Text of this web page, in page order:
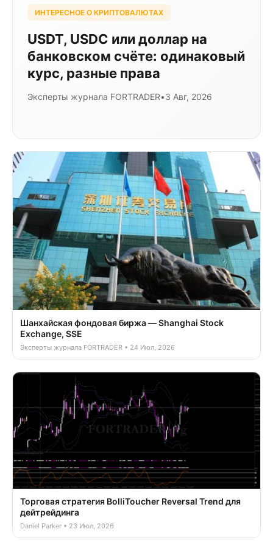
ИНТЕРЕСНОЕ О КРИПТОВАЛЮТАХ
USDT, USDC или доллар на
банковском счёте: одинаковый
курс, разные права
Эксперты журнала FORTRADER•3 Авг, 2026
Шанхайская фондовая биржа — Shanghai Stock
Exchange, SSE
Эксперты журнала FORTRADER • 24 Июл, 2026
Торговая стратегия BolliToucher Reversal Trend для
дейтрейдинга
Daniel Parker • 23 Июл, 2026